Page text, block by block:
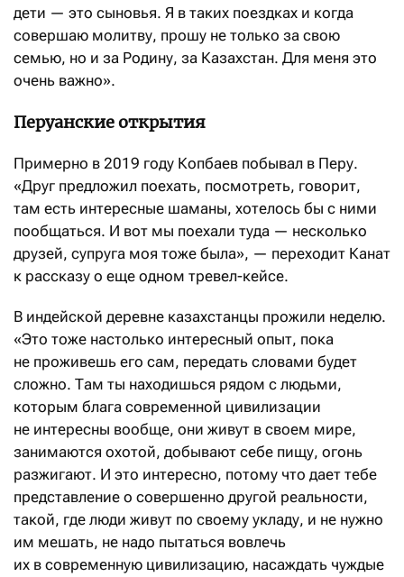
дети — это сыновья. Я в таких поездках и когда
совершаю молитву, прошу не только за свою
семью, но и за Родину, за Казахстан. Для меня это
очень важно».
Перуанские открытия
Примерно в 2019 году Копбаев побывал в Перу.
«Друг предложил поехать, посмотреть, говорит,
там есть интересные шаманы, хотелось бы с ними
пообщаться. И вот мы поехали туда — несколько
друзей, супруга моя тоже была», — переходит Канат
к рассказу о еще одном тревел-кейсе.
В индейской деревне казахстанцы прожили неделю.
«Это тоже настолько интересный опыт, пока
не проживешь его сам, передать словами будет
сложно. Там ты находишься рядом с людьми,
которым блага современной цивилизации
не интересны вообще, они живут в своем мире,
занимаются охотой, добывают себе пищу, огонь
разжигают. И это интересно, потому что дает тебе
представление о совершенно другой реальности,
такой, где люди живут по своему укладу, и не нужно
им мешать, не надо пытаться вовлечь
их в современную цивилизацию, насаждать чуждые